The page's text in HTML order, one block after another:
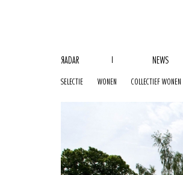
RADAR NEWS
SELECTIE WONEN COLLECTIEF WONEN